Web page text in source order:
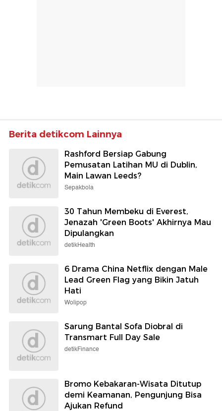
Berita detikcom Lainnya
Rashford Bersiap Gabung
Pemusatan Latihan MU di Dublin,
Main Lawan Leeds?
Sepakbola
30 Tahun Membeku di Everest,
Jenazah 'Green Boots' Akhirnya Mau
Dipulangkan
detikHealth
6 Drama China Netflix dengan Male
Lead Green Flag yang Bikin Jatuh
Hati
Wolipop
Sarung Bantal Sofa Diobral di
Transmart Full Day Sale
detikFinance
Bromo Kebakaran-Wisata Ditutup
demi Keamanan, Pengunjung Bisa
Ajukan Refund